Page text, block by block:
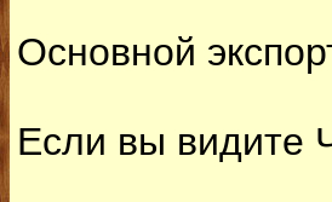
Основной
Если вы видите